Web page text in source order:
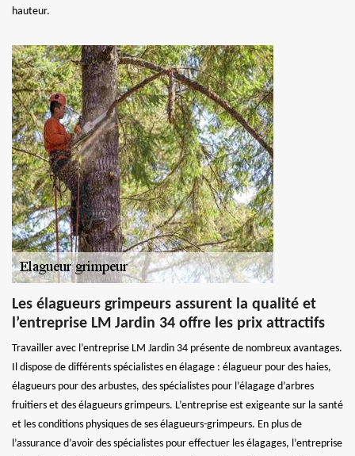
hauteur.
Les élagueurs grimpeurs assurent la qualité et
l’entreprise LM Jardin 34 offre les prix attractifs
Travailler avec l’entreprise LM Jardin 34 présente de nombreux avantages.
Il dispose de différents spécialistes en élagage : élagueur pour des haies,
élagueurs pour des arbustes, des spécialistes pour l’élagage d’arbres
fruitiers et des élagueurs grimpeurs. L’entreprise est exigeante sur la santé
et les conditions physiques de ses élagueurs-grimpeurs. En plus de
l’assurance d’avoir des spécialistes pour effectuer les élagages, l’entreprise